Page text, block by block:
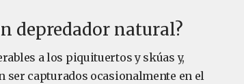
depredador natural?
a los piquituertos y skúas y,
ser capturados ocasionalmente en el